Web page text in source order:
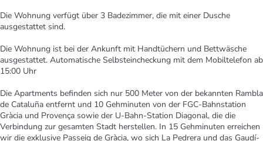
Die Wohnung verfügt über 3 Badezimmer, die mit einer Dusche
ausgestattet sind.
Die Wohnung ist bei der Ankunft mit Handtüchern und Bettwäsche
ausgestattet. Automatische Selbsteincheckung mit dem Mobiltelefon ab
15:00 Uhr
Die Apartments befinden sich nur 500 Meter von der bekannten Rambla
de Cataluña entfernt und 10 Gehminuten von der FGC-Bahnstation
Gràcia und Provença sowie der U-Bahn-Station Diagonal, die die
Verbindung zur gesamten Stadt herstellen. In 15 Gehminuten erreichen
wir die exklusive Passeig de Gràcia, wo sich La Pedrera und das Gaudí-